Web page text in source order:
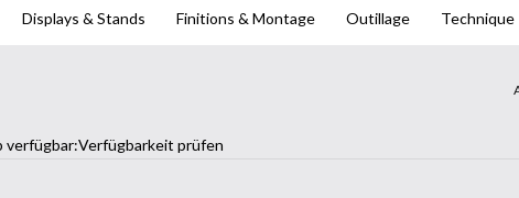
Displays & Stands Finitions & Montage Outillage Technique
verfügbar:Verfügbarkeit prüfen